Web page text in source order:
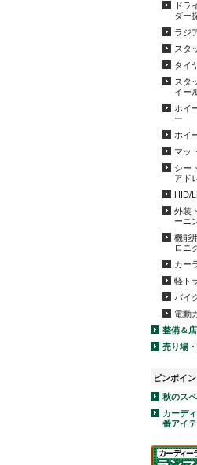
ドラ
ダー
ラジ
スタ
タイ
スタ
イー
ホイ
ー
ホイ
マッ
シー
アド
HID/
外装
ーニ
機能
ロニ
カー
軽ト
バイ
電動
整備＆
売り場
ピンポイ
秋のス
カーデ
番アイ